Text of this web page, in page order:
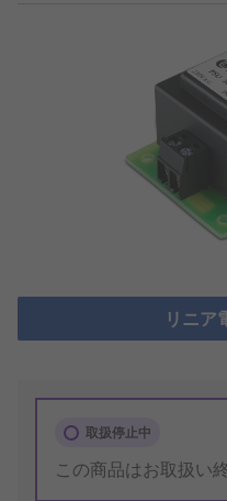
リニア
取扱停止中
この商品はお取扱い